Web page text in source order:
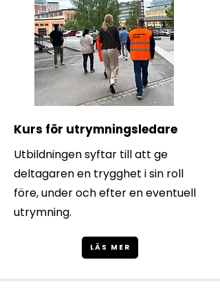
Kurs för utrymningsledare
Utbildningen syftar till att ge
deltagaren en trygghet i sin roll
före, under och efter en eventuell
utrymning.
LÄS MER